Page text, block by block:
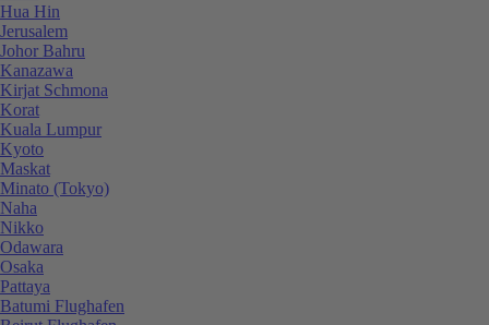
Hua Hin
Jerusalem
Johor Bahru
Kanazawa
Kirjat Schmona
Korat
Kuala Lumpur
Kyoto
Maskat
Minato (Tokyo)
Naha
Nikko
Odawara
Osaka
Pattaya
Batumi Flughafen